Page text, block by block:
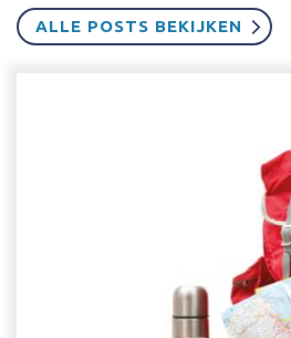
ALLE POSTS BEKIJKEN